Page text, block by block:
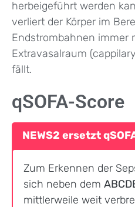
herbeigeführt werden
verliert der Körper im
Endstrombahnen immer
Extravasalraum
fällt.
qSOFA-Score
NEWS2 ersetzt
Zum Erkennen der
sich neben dem
mittlerweile weit